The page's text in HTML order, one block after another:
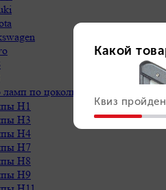
H1
H3
H4
H7
H8
H9